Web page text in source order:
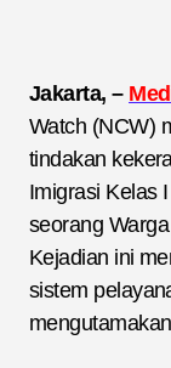
Jakarta, –
Watch (NCW)
tindakan
Imigrasi Kelas
seorang
Kejadian ini
sistem